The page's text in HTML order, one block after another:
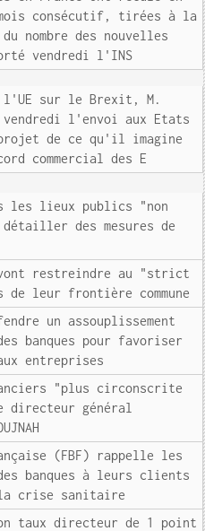
consécutif, tirées à la
nombre des nouvelles
vendredi l'INS
l'UE sur le Brexit, M.
vendredi l'envoi aux Etats
de ce qu'il imagine
commercial des E
les lieux publics "non
des mesures de
restreindre au "strict
leur frontière commune
un assouplissement
banques pour favoriser
entreprises
"plus circonscrite
général
(FBF) rappelle les
des banques à leurs clients
crise sanitaire
taux directeur de 1 point